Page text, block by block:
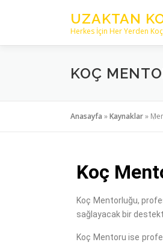
UZAKTAN
Herkes İçin Her Yerden
KOÇ
Anasayfa »Kaynaklar»
Koç
Koç Mentorluğu,
sağlayacak bir
Koç Mentoru ise